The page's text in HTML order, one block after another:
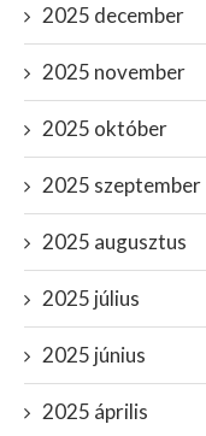
2025 december
2025 november
2025 október
2025 szeptember
2025 augusztus
2025 július
2025 június
2025 április